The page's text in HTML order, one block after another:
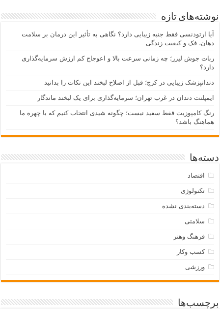
نوشته‌های تازه
آیا ارتودنسی فقط جنبه زیبایی دارد؟ نگاهی به تأثیر این درمان بر سلامت
دهان، فک و کیفیت زندگی
ربات جوش لیزر؛ چه زمانی سرعت بالا و اعوجاج کم ارزش سرمایه‌گذاری
دارد؟
دندانپزشک زیبایی در کرج؛ قبل از اصلاح لبخند این نکات را بدانید
ایمپلنت دندان در غرب تهران؛ سرمایه‌گذاری برای یک لبخند ماندگار
رنگ کامپوزیت فقط سفید نیست؛ چگونه شیدی انتخاب کنیم که با چهره ما
هماهنگ باشد؟
دسته‌ها
اقتصاد
تکنولوژی
دسته‌بندی نشده
سلامتی
فرهنگ وهنر
کسب وکار
ورزشی
برچسب‌ها